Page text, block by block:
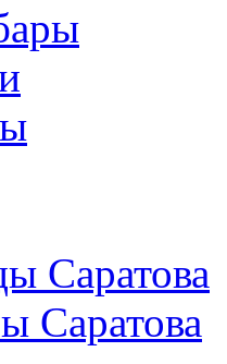
Саратова
Саратова